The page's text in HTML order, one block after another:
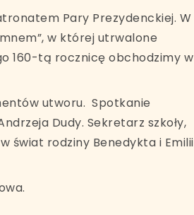
Pary Prezydenckiej. W
w której utrwalone
160-tą rocznicę obchodzimy w
utworu. Spotkanie
Dudy. Sekretarz szkoły,
świat rodziny Benedykta i Emilii